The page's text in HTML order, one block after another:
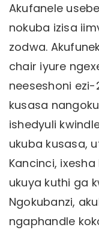
Akufanele
nokuba izisa
zodwa.
chair iyure
neeseshoni ezi-
kusasa
ishedyuli
ukuba kusasa,
Kancinci,
ukuya kuthi ga
Ngokubanzi,
ngaphandle